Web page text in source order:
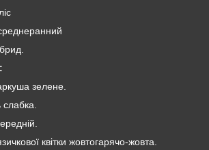
зелене.
слабка.
квітки жовтогарячо-жовта.